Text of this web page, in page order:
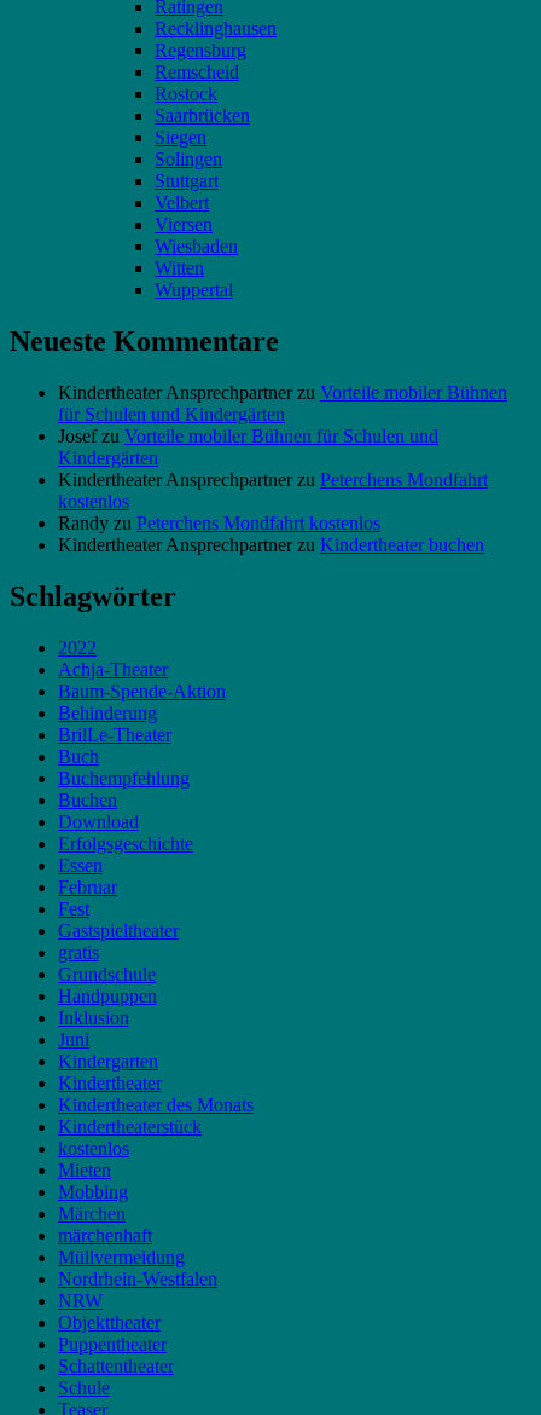
Ratingen
Recklinghausen
Regensburg
Remscheid
Rostock
Saarbrücken
Siegen
Solingen
Stuttgart
Velbert
Viersen
Wiesbaden
Witten
Wuppertal
Neueste Kommentare
Kindertheater Ansprechpartner zu Vorteile mobiler Bühnen
für Schulen und Kindergärten
Josefzu Vorteile mobiler Bühnen für Schulen und
Kindergärten
Kindertheater Ansprechpartner zu Peterchens Mondfahrt
kostenlos
Randy zu Peterchens Mondfahrt kostenlos
Kindertheater Ansprechpartner zu Kindertheater buchen
Schlagwörter
2022
Achja-Theater
Baum-Spende-Aktion
Behinderung
BrilLe-Theater
Buch
Buchempfehlung
Buchen
Download
Erfolgsgeschichte
Essen
Februar
Fest
Gastspieltheater
gratis
Grundschule
Handpuppen
Inklusion
Juni
Kindergarten
Kindertheater
Kindertheater des Monats
Kindertheaterstück
kostenlos
Mieten
Mobbing
Märchen
märchenhaft
Müllvermeidung
Nordrhein-Westfalen
NRW
Objekttheater
Puppentheater
Schattentheater
Schule
Teaser